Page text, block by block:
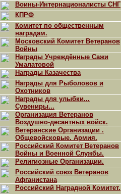
Воины-Интернационалисты СНГ
КПРФ
Комитет по общественным
наградам.
Московский Комитет Ветеранов
Войны
Награды Учреждённые Сажи
Умалатовой
Награды Казачества
Награды для Рыболовов и
Охотников
Награды для улыбки...
Сувениры...
Организация Ветеранов
Воздушно-десантных войск.
Ветеранские Организации .
Общевойсковые. Армия.
Российский Комитет Ветеранов
Войны и Военной Службы.
Религиозные Организации.
Российский союз Ветеранов
Афганистана
Российский Наградной Комитет.